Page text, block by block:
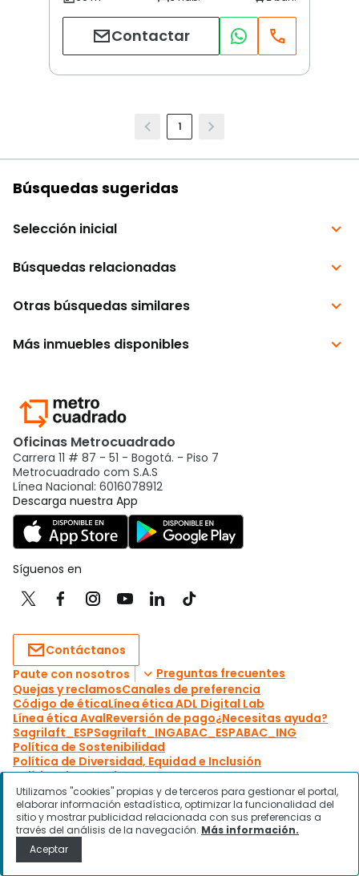
Contactar
1
Utilizamos "cookies" propias y de terceros para gestionar el portal,
elaborar información estadística, optimizar la funcionalidad del
sitio y mostrar publicidad relacionada con sus preferencias a
través del análisis de la navegación. Más información.
Aceptar